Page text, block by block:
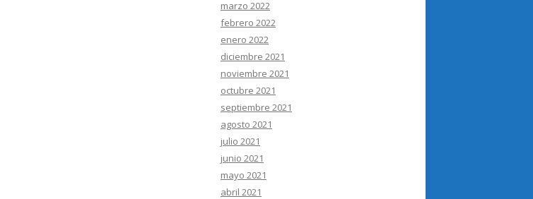
marzo 2022
febrero 2022
enero 2022
diciembre 2021
noviembre 2021
octubre 2021
septiembre 2021
agosto 2021
julio 2021
junio 2021
mayo 2021
abril 2021